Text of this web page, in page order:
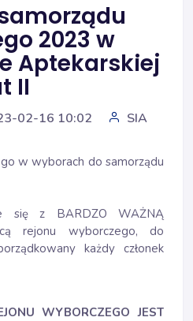
2023 w
Aptekarskiej
II
02-16 10:02
SIA
w wyborach do samorządu
się z BARDZO WAŻNĄ
rejonu wyborczego, do
każdy członek
WYBORCZEGO JEST